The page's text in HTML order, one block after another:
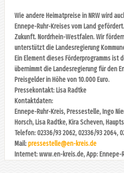
Wie andere Heimatpreise in NRW wird
Ennepe-Ruhr-Kreises vom Land
Zukunft. Nordrhein-Westfalen. Wir
unterstützt die Landesregierung
Ein Element dieses Förderprogramms ist
übernimmt die Landesregierung für den
Preisgelder in Höhe von 10.000 Euro.
Pressekontakt: Lisa Radtke
Kontaktdaten:
Ennepe-Ruhr-Kreis, Pressestelle, Ingo
Horsch, Lisa Radtke, Kira Scheven,
Telefon: 02336/93 2062, 02336/93 2064,
Mail:pressestelle@en-kreis.de
Internet: www.en-kreis.de, App: Ennepe-